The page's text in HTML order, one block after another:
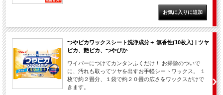
つやピカワックスシート洗浄成分＋ 無香性(10枚入) | ツヤ
ピカ、艶ピカ、つやぴか
ワイパーにつけてカンタンふくだけ！ お掃除のついで
に、汚れも取ってツヤを出すお手軽シートワックス。 １
枚で約２畳分、１袋で約２０畳の広さをワックスがけで
きます。